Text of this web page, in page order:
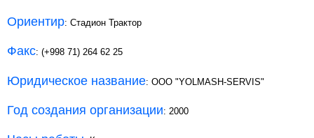
Ориентир: Стадион Трактор
Факс: (+998 71) 264 62 25
Юридическое название: OOO "YOLMASH-SERVIS"
Год создания организации: 2000